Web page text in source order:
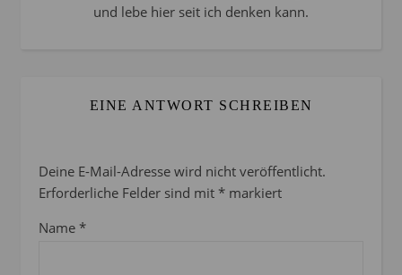
und lebe hier seit ich denken kann.
EINE ANTWORT SCHREIBEN
Deine E-Mail-Adresse wird nicht veröffentlicht.
Erforderliche Felder sind mit * markiert
Name *